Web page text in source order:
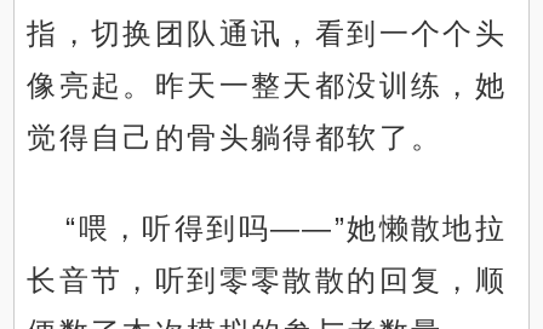
指，切换团队通讯，看到一个个头
像亮起。昨天一整天都没训练，她
觉得自己的骨头躺得都软了。
“喂，听得到吗——”她懒散地拉
长音节，听到零零散散的回复，顺